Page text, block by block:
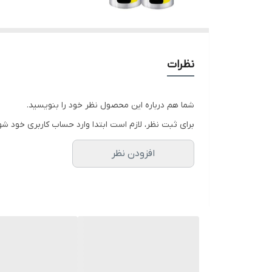
نظرات
شما هم درباره این محصول نظر خود را بنویسید.
برای ثبت نظر، لازم است ابتدا وارد حساب کاربری خود
افزودن نظر